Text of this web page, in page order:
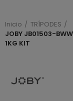
Inicio
TRÍPODES
JOBY JB01503-BWW
1KG KIT